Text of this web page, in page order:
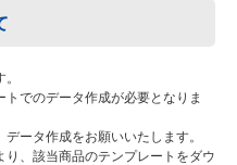
でのデータ作成が必要となりま
ータ作成をお願いいたします。
り、該当商品のテンプレートをダウ